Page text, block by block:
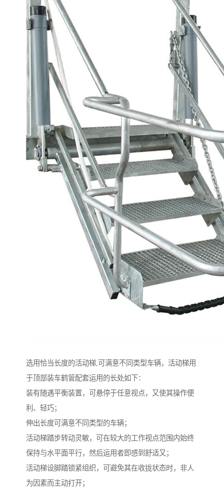
选用恰当长度的活动梯,可满意不同类型车辆，活动梯用
于顶部装车鹤管配套运用的长处如下：
装有随遇平衡装置，可悬停于任意视点，又使其操作便
利、轻巧；
伸出长度可满意不同类型的车辆；
活动梯踏步转动灵敏，可在较大的工作视点范围内始终
保持与水平面平行，然后运用者即感到舒适又；
活动梯设脚踏锁紧组织，可避免其在收拢状态时，非人
为因素而主动打开；